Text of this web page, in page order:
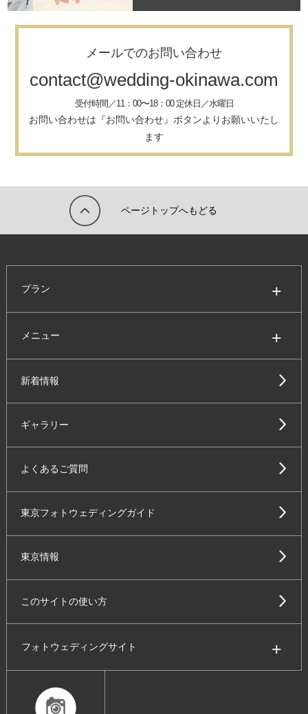
メールでのお問い合わせ
contact@wedding-okinawa.com
受付時間／11：00〜18：00 定休日／水曜日
お問い合わせは『お問い合わせ』ボタンよりお願いいたし
ます
ページトップへもどる
プラン
メニュー
新着情報
ギャラリー
よくあるご質問
東京フォトウェディングガイド
東京情報
このサイトの使い方
フォトウェディングサイト